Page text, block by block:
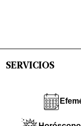
SERVICIOS